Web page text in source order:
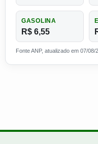
GASOLINA
R$ 6,55
Fonte ANP, atualizado em 07/08/